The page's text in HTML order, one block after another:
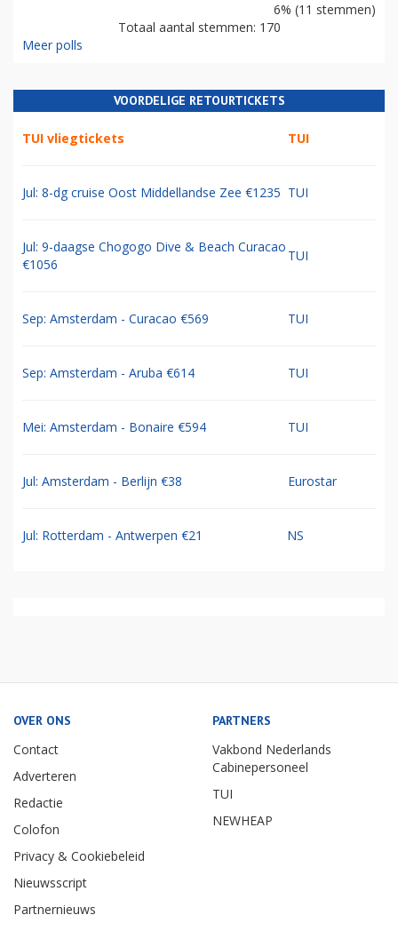
6% (11 stemmen)
Totaal aantal stemmen: 170
Meer polls
VOORDELIGE RETOURTICKETS
TUI vliegtickets TUI
Jul: 8-dg cruise Oost Middellandse Zee €1235 TUI
Jul: 9-daagse Chogogo Dive & Beach Curacao
€1056
TUI
Sep: Amsterdam - Curacao €569 TUI
Sep: Amsterdam - Aruba €614 TUI
Mei: Amsterdam - Bonaire €594 TUI
Jul: Amsterdam - Berlijn €38 Eurostar
Jul: Rotterdam - Antwerpen €21 NS
OVER ONS
Contact
Adverteren
Redactie
Colofon
Privacy & Cookiebeleid
Nieuwsscript
Partnernieuws
PARTNERS
Vakbond Nederlands
Cabinepersoneel
TUI
NEWHEAP